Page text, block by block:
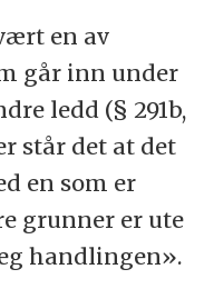
en av
går inn under
ledd (§ 291b,
står det at det
en som er
grunner er ute
handlingen».